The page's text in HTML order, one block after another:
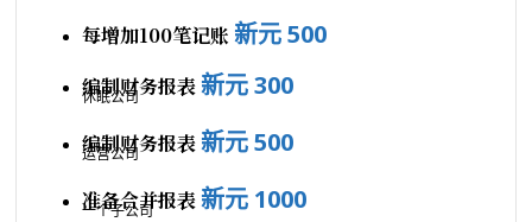
每增加100笔记账 新元 500
编制财务报表新元 300
休眠公司
编制财务报表新元 500
运营公司
准备合并报表新元 1000
一个子公司